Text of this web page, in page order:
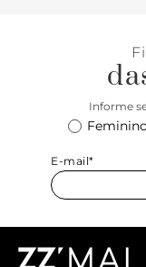
Informe
E-mail*